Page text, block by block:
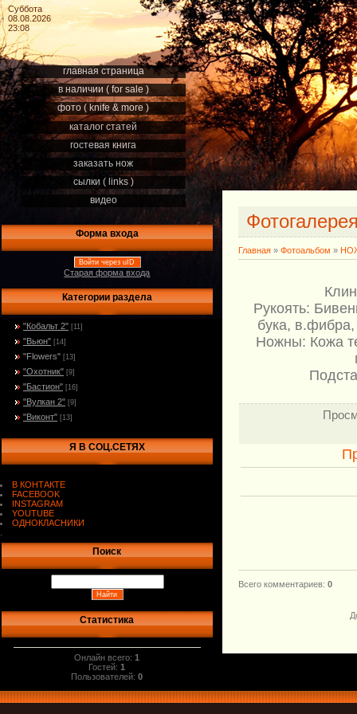
Суббота
08.08.2026
23:08
главная страница
в наличии ( for sale )
фото ( knife & more )
каталог статей
гостевая книга
заказать нож
сылки ( links )
видео
Форма входа
Войти через uID
Старая форма входа
Категории раздела
"Кобальт 2" [11]
"Вьюн" [14]
"Flowers" [13]
"Охотник" [9]
"Бастион" [16]
"Вулкан 2" [9]
"Виконт" [13]
Я В СОЦ.СЕТЯХ
В КОНТАКТЕ
FACEBOOK
INSTAGRAM
YOUTUBE
ОДНОКЛАСНИКИ
Поиск
Статистика
Онлайн всего:1
Гостей:1
Пользователей:0
Главная » Фотоальбом »
Рукоять:
бука,
Ножны: Кожа
Всего комментариев: 0